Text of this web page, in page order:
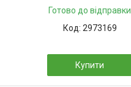
Готово до відправки
2973169
Купити